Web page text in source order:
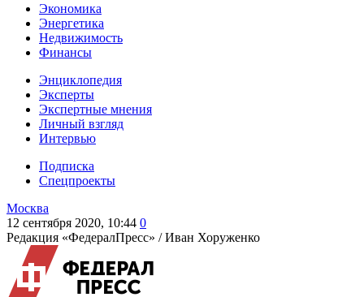
Экономика
Энергетика
Недвижимость
Финансы
Энциклопедия
Эксперты
Экспертные мнения
Личный взгляд
Интервью
Подписка
Спецпроекты
Москва
12 сентября 2020, 10:44 0
Редакция «ФедералПресс» /Иван Хоруженко